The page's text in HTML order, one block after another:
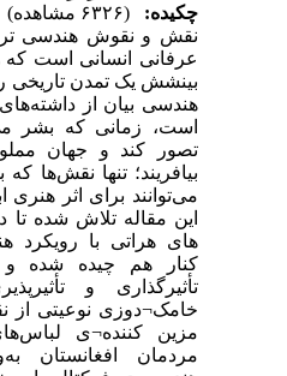
(۶۳۲۶ مشاهده)
نقش و نقوش هندسی ترکیبی از
عرفانی انسانی است که هستی را
بینشش یک تمدن تاریخی را
هندسی بیان از داشته‌های
است، زمانی که بشر می‌خواهد
تصور کند و جهان مملو از
بیافریند؛ تنها نقش‌ها که
می‌توانند برای اثر هنری ابهت و
این مقاله تلاش شده تا در
های هراتی با رویکرد هندسه
کنار هم چیده شده و تحلیل
تأثیرگذاری و
خامک¬دوزی نوعیتی از نقوش
مزین کننده¬ی لباس‌های
مردمان افغانستان به‌ویژه